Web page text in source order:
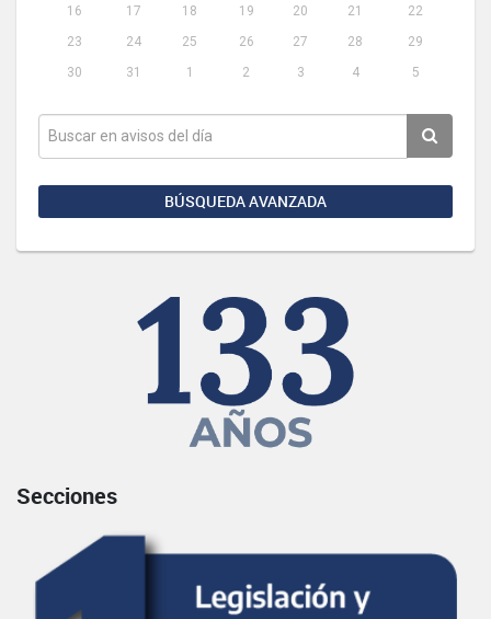
16
17 18 19 20 21
22
23
24 25 26 27 28
29
30
31 1 2 3 4 5
BÚSQUEDA AVANZADA
Secciones